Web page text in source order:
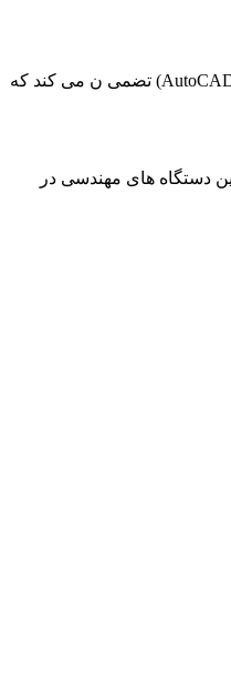
) تضمی ن می کند که
هستند. این لپ تاپ با وزن تقریبی 1.2 کیلوگرم، یکی از سبک ترین دستگاه‌ های مهندسی در